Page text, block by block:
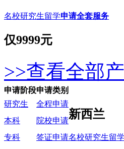
名校研究生留学申请全套服务
仅9999元
>>查看全部
申请阶段申请类别
研究生
全程申请
新西兰
名校研究生留
本科
院校申请
专科
签证申请